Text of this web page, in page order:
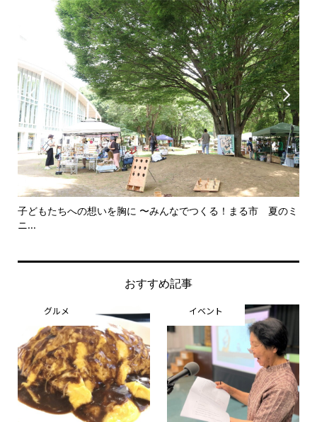

子どもたちへの想いを胸に 〜みんなでつくる！まる市 夏のミ
ニ...

おすすめ記事
グルメ イベント